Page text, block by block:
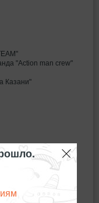
"Action man crew"
Казани"